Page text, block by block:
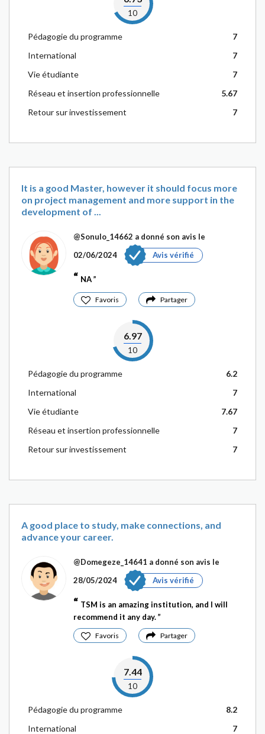
10
Pédagogie du programme
7
International
7
Vie étudiante
7
Réseau et insertion professionnelle
5.67
Retour sur investissement
7
It is a good Master, however it should focus more
on project management and more support in the
development of ...
@Sonulo_14662 a donné son avis le
02/06/2024
Avis vérifié
NA
Favoris Partager
6.97
10
Pédagogie du programme
6.2
International
7
Vie étudiante
7.67
Réseau et insertion professionnelle
7
Retour sur investissement
7
A good place to study, make connections, and
advance your career.
@Domegeze_14641 a donné son avis le
28/05/2024
Avis vérifié
TSM is an amazing institution, and I will
recommend it any day.
Favoris Partager
7.44
10
Pédagogie du programme
8.2
International
7